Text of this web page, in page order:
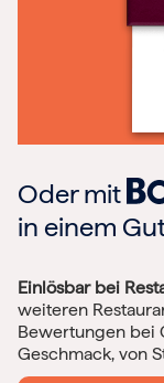
Oder mit
in einem
Einlösbar bei
weiteren
Bewertungen bei
Geschmack, von